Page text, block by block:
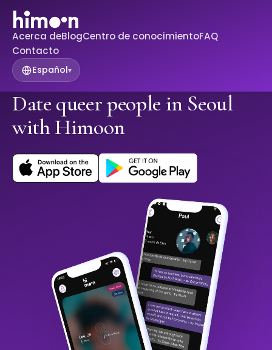
Acerca deBlogCentro de conocimientoFAQ
Contacto
Español▾
Date queer people in Seoul
with Himoon